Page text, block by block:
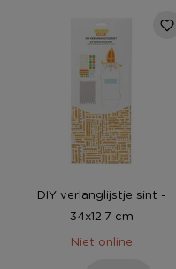
DIY verlanglijstje sint -
34x12.7 cm
Niet online